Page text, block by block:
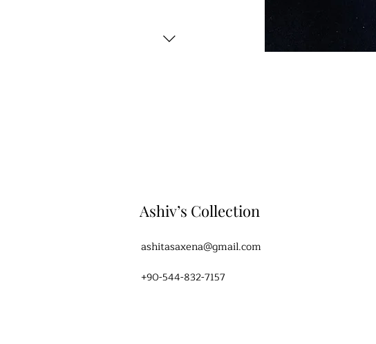
Ashiv’s Collection
ashitasaxena@gmail.com
+90-544-832-7157